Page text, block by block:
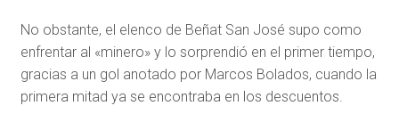
No obstante, el elenco de Beñat San José supo como
enfrentar al «minero» y lo sorprendió en el primer tiempo,
gracias a un gol anotado por Marcos Bolados, cuando la
primera mitad ya se encontraba en los descuentos.